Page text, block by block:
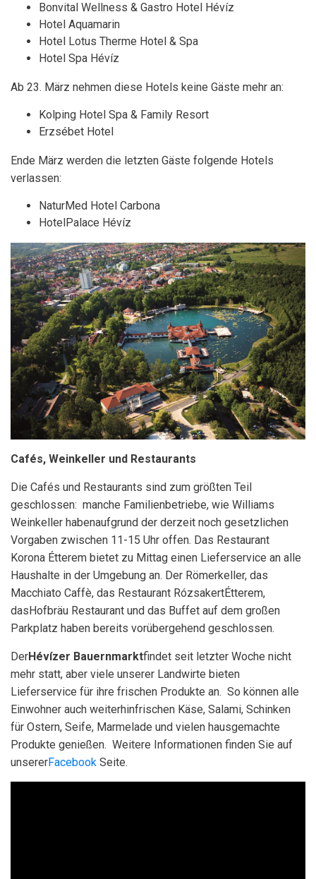
Bonvital Wellness & Gastro Hotel Hévíz
Hotel Aquamarin
Hotel Lotus Therme Hotel & Spa
Hotel Spa Hévíz
Ab 23. März nehmen diese Hotels keine Gäste mehr an:
Kolping Hotel Spa & Family Resort
Erzsébet Hotel
Ende März werden die letzten Gäste folgende Hotels
verlassen:
NaturMed Hotel Carbona
HotelPalace Hévíz
Cafés, Weinkeller und Restaurants
Die Cafés und Restaurants sind zum größten Teil
geschlossen: manche Familienbetriebe, wie Williams
Weinkeller habenaufgrund der derzeit noch gesetzlichen
Vorgaben zwischen 11-15 Uhr offen. Das Restaurant
Korona Étterem bietet zu Mittag einen Lieferservice an alle
Haushalte in der Umgebung an. Der Römerkeller, das
Macchiato Caffè, das Restaurant RózsakertÉtterem,
dasHofbräu Restaurant und das Buffet auf dem großen
Parkplatz haben bereits vorübergehend geschlossen.
DerHévízer Bauernmarktfindet seit letzter Woche nicht
mehr statt, aber viele unserer Landwirte bieten
Lieferservice für ihre frischen Produkte an. So können alle
Einwohner auch weiterhinfrischen Käse, Salami, Schinken
für Ostern, Seife, Marmelade und vielen hausgemachte
Produkte genießen. Weitere Informationen finden Sie auf
unsererFacebook Seite.